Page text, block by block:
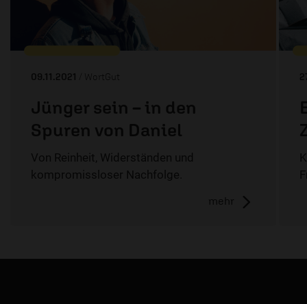
09.11.2021 / WortGut
Jünger sein – in den
Spuren von Daniel
Von Reinheit, Widerständen und
kompromissloser Nachfolge.
mehr